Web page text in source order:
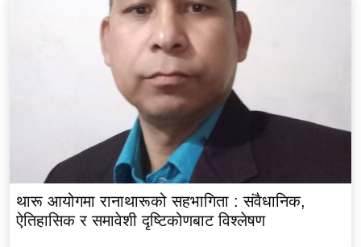
थारू आयोगमा रानाथारूको सहभागिता : संवैधानिक,
ऐतिहासिक र समावेशी दृष्टिकोणबाट विश्लेषण